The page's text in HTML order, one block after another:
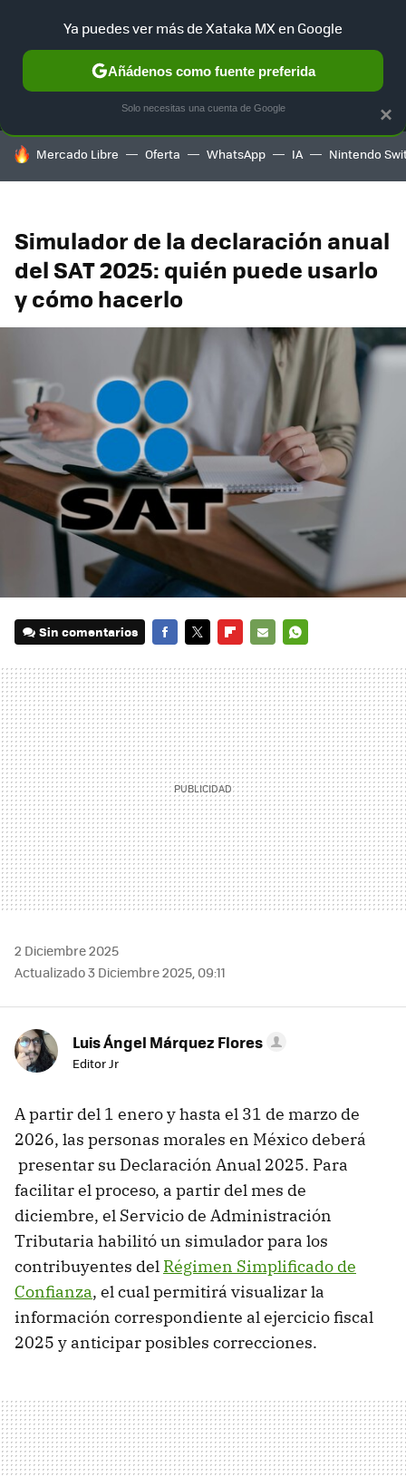
MENÚ NUEVO
GAMING HOME AUTO
HOY SE HABLA DE
Mercado Libre Oferta WhatsApp IA Nintendo
Simulador de la declaración anual
del SAT 2025: quién puede usarlo
y cómo hacerlo
Sin comentarios
MAIL
2 Diciembre 2025
Actualizado 3 Diciembre 2025, 09:11
Luis Ángel Márquez Flores
Editor Jr
A partir del 1 enero y hasta el 31 de marzo de
2026, las personas morales en México deberá
presentar su Declaración Anual 2025. Para
facilitar el proceso, a partir del mes de
diciembre, el Servicio de Administración
Tributaria habilitó un simulador para los
contribuyentes del Régimen Simplificado de
Confianza, el cual permitirá visualizar la
información correspondiente al ejercicio fiscal
2025 y anticipar posibles correcciones.
×
Ya puedes ver más de Xataka MX en Google
Añádenos como fuente preferida
Solo necesitas una cuenta de Google